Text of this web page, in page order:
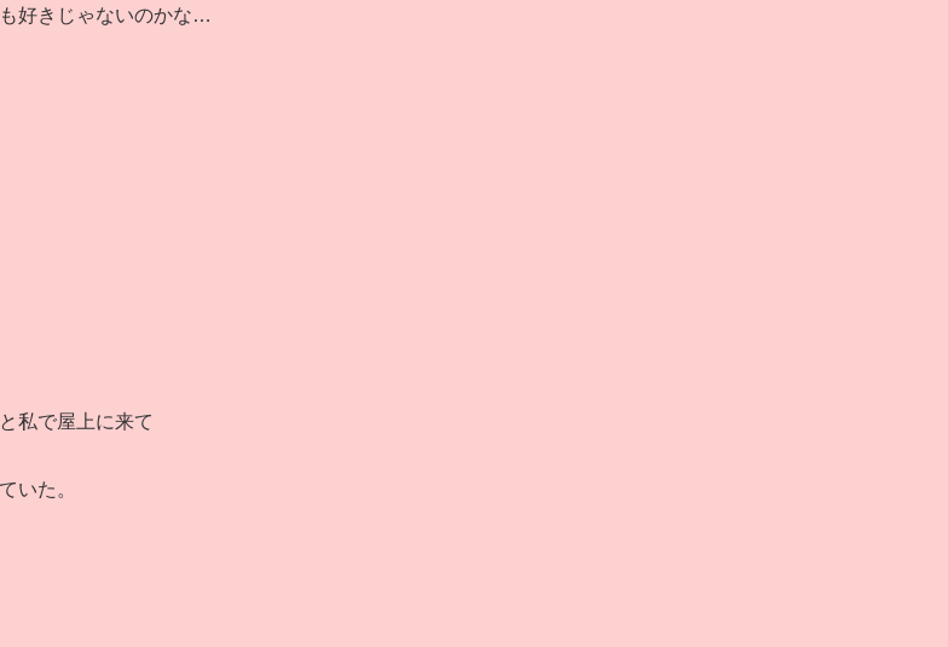
好きじゃないのかな…
私で屋上に来て
いた。